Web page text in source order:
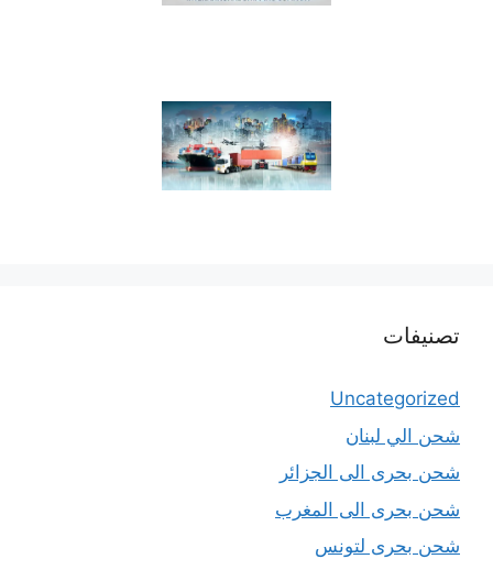
تصنيفات
Uncategorized
شحن الي لبنان
شحن بحرى الى الجزائر
شحن بحرى الى المغرب
شحن بحرى لتونس